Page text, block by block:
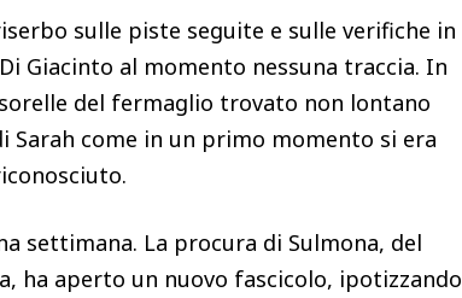
sulle piste seguite e sulle verifiche in
Giacinto al momento nessuna traccia. In
del fermaglio trovato non lontano
Sarah come in un primo momento si era
settimana. La procura di Sulmona, del
ha aperto un nuovo fascicolo, ipotizzando